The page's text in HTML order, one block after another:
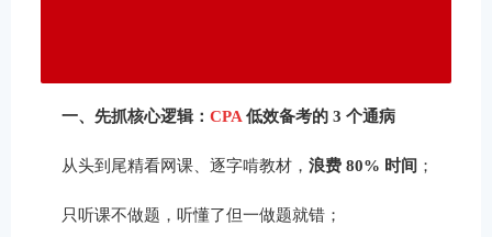
一、先抓核心逻辑： CPA低效备考的 3 个通病
从头到尾精看网课、逐字啃教材， 浪费 80% 时间 ；
只听课不做题，听懂了但一做题就错；